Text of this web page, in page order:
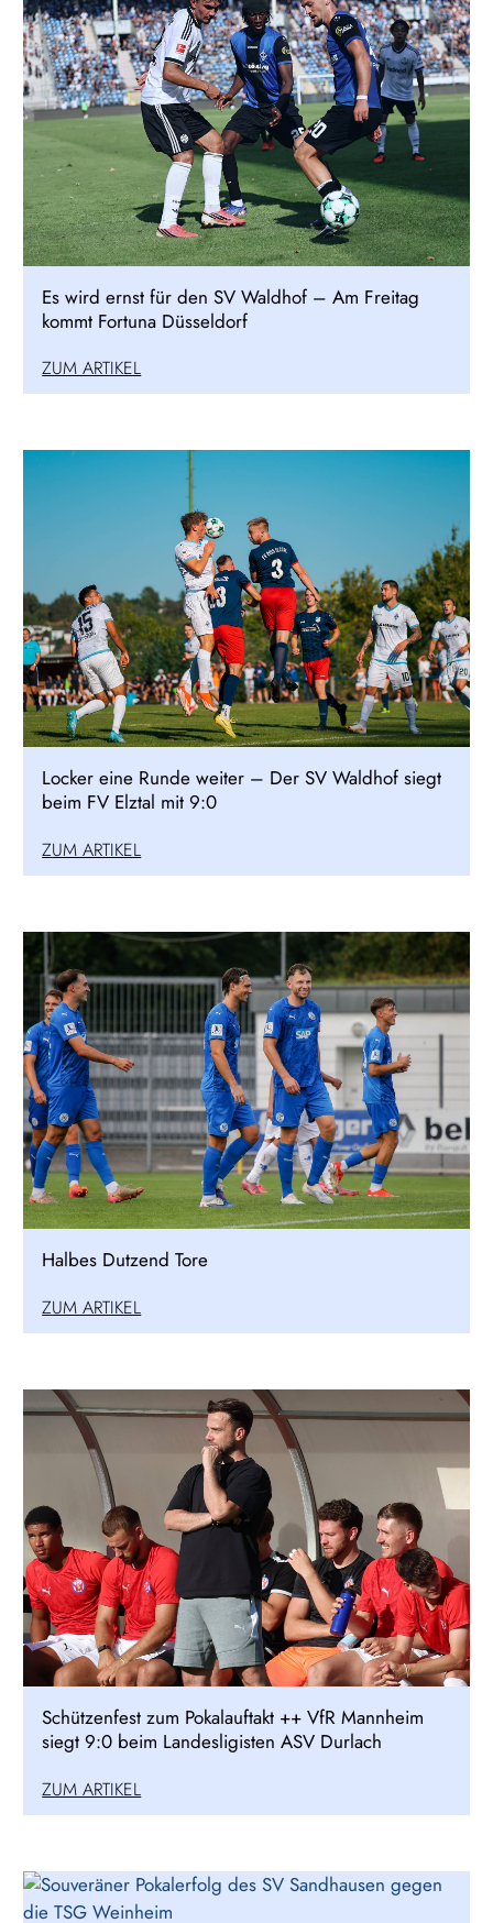
Es wird ernst für den SV Waldhof – Am Freitag
kommt Fortuna Düsseldorf
ZUM ARTIKEL
Locker eine Runde weiter – Der SV Waldhof siegt
beim FV Elztal mit 9:0
ZUM ARTIKEL
Halbes Dutzend Tore
ZUM ARTIKEL
Schützenfest zum Pokalauftakt ++ VfR Mannheim
siegt 9:0 beim Landesligisten ASV Durlach
ZUM ARTIKEL